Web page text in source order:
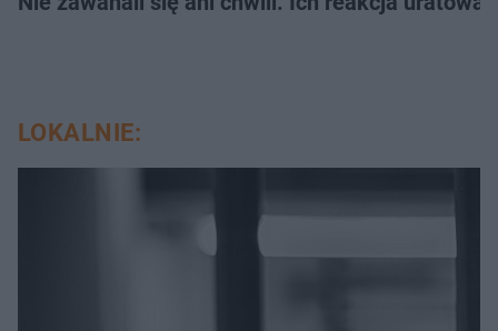
LOKALNIE: